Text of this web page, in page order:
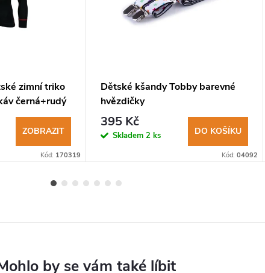
zimní triko
černá+rudý
ZOBRAZIT
Kód: 170319
Dětské kšandy Tobby barevné
hvězdičky
395 Kč
Skladem 2 ks DO KOŠÍKU
Kód: 04092